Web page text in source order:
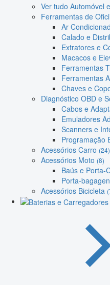
Ver tudo Automóvel
Ferramentas de
Ar
Calado e
Extratores e
Macacos e
Ferramentas
Ferramentas
Chaves e
Diagnóstico OBD e
Cabos e
Emuladores
Scanners e
Programação
Acessórios Carro (24)
Acessórios Moto (8)
Baús e Porta-
Porta-
Acessórios Bicicleta